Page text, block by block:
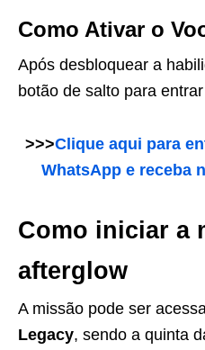
Como Ativar o
Após desbloquear a
botão de salto para
>>>Clique aqui para
WhatsApp e receba
Como iniciar a
afterglow
A missão pode ser
Legacy, sendo a quinta